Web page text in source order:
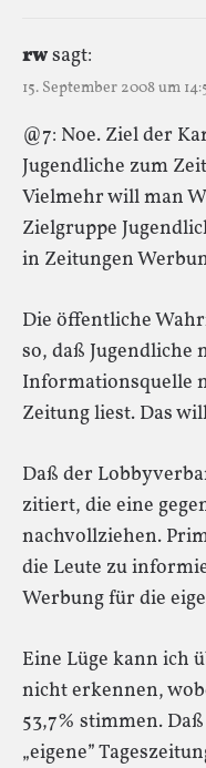
rwsagt:
15. September 2008 um
@7: Noe. Ziel der
Jugendliche zum
Vielmehr will man
Zielgruppe
in Zeitungen
Die öffentliche
so, daß Jugendliche
Informationsquelle
Zeitung liest. Das
Daß der
zitiert, die eine
nachvollziehen.
die Leute zu
Werbung für die
Eine Lüge kann ich
nicht erkennen,
53,7% stimmen.
„eigene”